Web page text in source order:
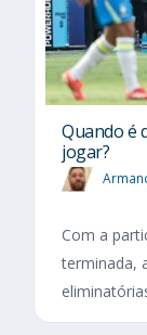
Quando é
jogar?
Com a
terminada,